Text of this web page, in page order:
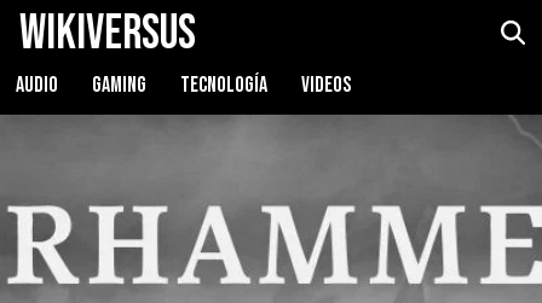
WikiVersus
AUDIO GAMING TECNOLOGÍA VIDEOS